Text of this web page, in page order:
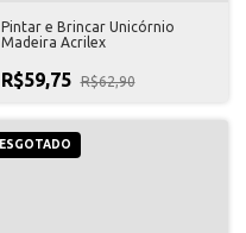
Pintar e Brincar Unicórnio
Madeira Acrilex
R$59,75 R$62,90
ESGOTADO